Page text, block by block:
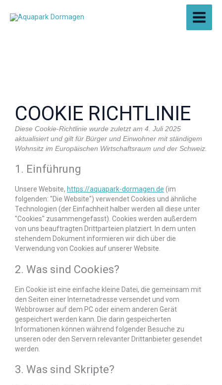
Inhalt
springen
COOKIE RICHTLINIE
Diese Cookie-Richtlinie wurde zuletzt am 4. Juli 2025
aktualisiert und gilt für Bürger und Einwohner mit ständigem
Wohnsitz im Europäischen Wirtschaftsraum und der Schweiz.
1. Einführung
Unsere Website, https://aquapark-dormagen.de (im
folgenden: "Die Website") verwendet Cookies und ähnliche
Technologien (der Einfachheit halber werden all diese unter
"Cookies" zusammengefasst). Cookies werden außerdem
von uns beauftragten Drittparteien platziert. In dem unten
stehendem Dokument informieren wir dich über die
Verwendung von Cookies auf unserer Website.
2. Was sind Cookies?
Ein Cookie ist eine einfache kleine Datei, die gemeinsam mit
den Seiten einer Internetadresse versendet und vom
Webbrowser auf dem PC oder einem anderen Gerät
gespeichert werden kann. Die darin gespeicherten
Informationen können während folgender Besuche zu
unseren oder den Servern relevanter Drittanbieter gesendet
werden.
3. Was sind Skripte?
Consent
to
service
Consent
to
service
Consent
to
service
Consent
to
service
Consent
to
service
Consent
to
service
Consent
to
service
Consent
to
service